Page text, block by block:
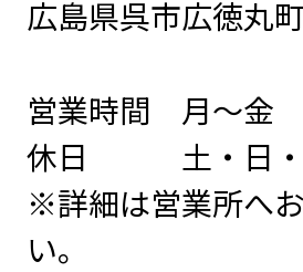
広島県呉市広徳丸
営業時間 月～金
休日 土・日・
※詳細は営業所へ
い。